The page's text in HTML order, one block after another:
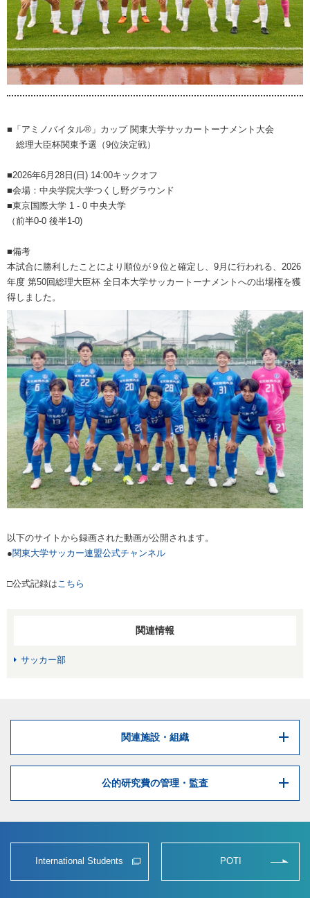
■「アミノバイタル®」カップ 関東大学サッカートーナメント大会
総理大臣杯関東予選（9位決定戦）
■2026年6月28日(日) 14:00キックオフ
■会場：中央学院大学つくし野グラウンド
■東京国際大学 1 - 0 中央大学
（前半0-0 後半1-0)
■備考
本試合に勝利したことにより順位が９位と確定し、9月に行われる、2026
年度 第50回総理大臣杯 全日本大学サッカートーナメントへの出場権を獲
得しました。
以下のサイトから録画された動画が公開されます。
●関東大学サッカー連盟公式チャンネル
□公式記録は こちら
関連情報
サッカー部
関連施設・組織
公的研究費の管理・監査
International Students POTI